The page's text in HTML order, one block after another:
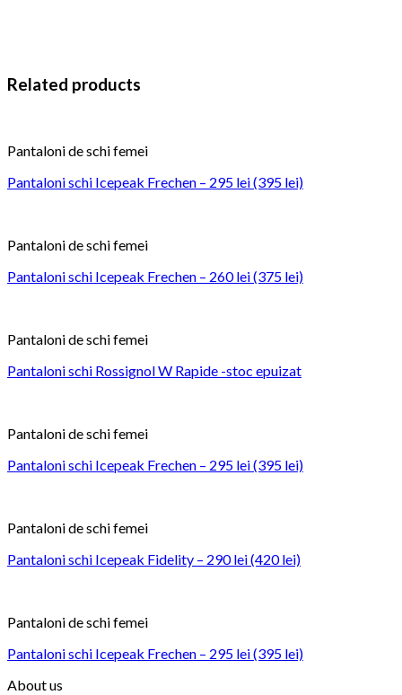
Related products
Pantaloni de schi femei
Pantaloni schi Icepeak Frechen – 295 lei (395 lei)
Pantaloni de schi femei
Pantaloni schi Icepeak Frechen – 260 lei (375 lei)
Pantaloni de schi femei
Pantaloni schi Rossignol W Rapide -stoc epuizat
Pantaloni de schi femei
Pantaloni schi Icepeak Frechen – 295 lei (395 lei)
Pantaloni de schi femei
Pantaloni schi Icepeak Fidelity – 290 lei (420 lei)
Pantaloni de schi femei
Pantaloni schi Icepeak Frechen – 295 lei (395 lei)
About us